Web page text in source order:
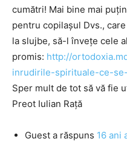
cumătri! Mai bine mai
pentru copilaşul Dvs.,
la slujbe, să-l înveţe cele
promis: http://
inrudirile-spirituale-ce-
Sper mult de tot să vă fie
Preot Iulian Raţă
Guest a răspuns 16 ani